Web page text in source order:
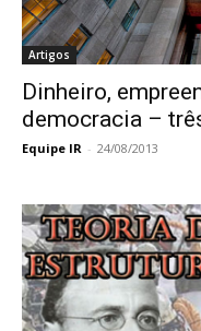
Artigos
Dinheiro,
democracia –
Equipe IR - 24/08/2013